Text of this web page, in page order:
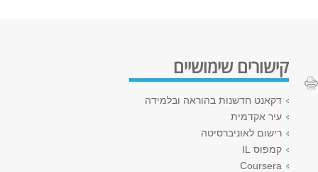
קישורים שימושיים
דקאנט חדשנות בהוראה ובלמידה
עיר אקדמית
רישום לאוניברסיטה
קמפוס IL
Coursera